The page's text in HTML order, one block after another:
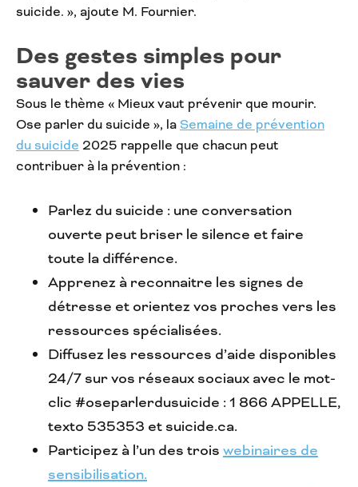
suicide. », ajoute M. Fournier.
Des gestes simples pour
sauver des vies
Sous le thème « Mieux vaut prévenir que mourir.
Ose parler du suicide », la Semaine de prévention
du suicide 2025 rappelle que chacun peut
contribuer à la prévention :
Parlez du suicide : une conversation
ouverte peut briser le silence et faire
toute la différence.
Apprenez à reconnaitre les signes de
détresse et orientez vos proches vers les
ressources spécialisées.
Diffusez les ressources d’aide disponibles
24/7 sur vos réseaux sociaux avec le mot-
clic #oseparlerdusuicide : 1 866 APPELLE,
texto 535353 et suicide.ca.
Participez à l’un des trois webinaires de
sensibilisation.